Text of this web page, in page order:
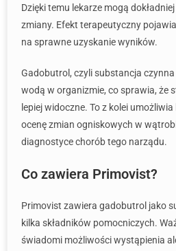
Dzięki temu lekarze mogą
zmiany. Efekt terapeutyczny
na sprawne uzyskanie wyników.
Gadobutrol, czyli substancja
wodą w organizmie, co sprawia, że
lepiej widoczne. To z kolei
ocenę zmian ogniskowych w
diagnostyce chorób tego narządu.
Co zawiera Primovist?
Primovist zawiera gadobutrol jako
kilka składników pomocniczych.
świadomi możliwości wystąpienia